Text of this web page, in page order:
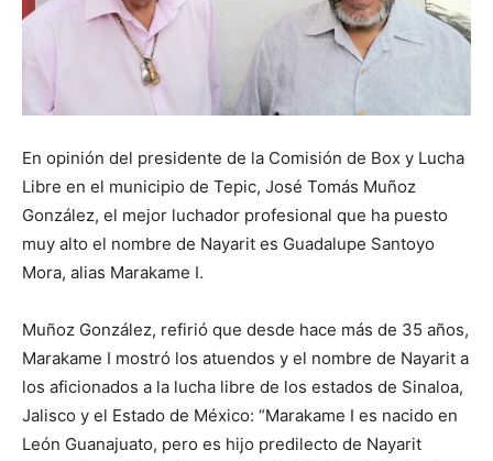
En opinión del presidente de la Comisión de Box y Lucha
Libre en el municipio de Tepic, José Tomás Muñoz
González, el mejor luchador profesional que ha puesto
muy alto el nombre de Nayarit es Guadalupe Santoyo
Mora, alias Marakame I.
Muñoz González, refirió que desde hace más de 35 años,
Marakame I mostró los atuendos y el nombre de Nayarit a
los aficionados a la lucha libre de los estados de Sinaloa,
Jalisco y el Estado de México: “Marakame I es nacido en
León Guanajuato, pero es hijo predilecto de Nayarit